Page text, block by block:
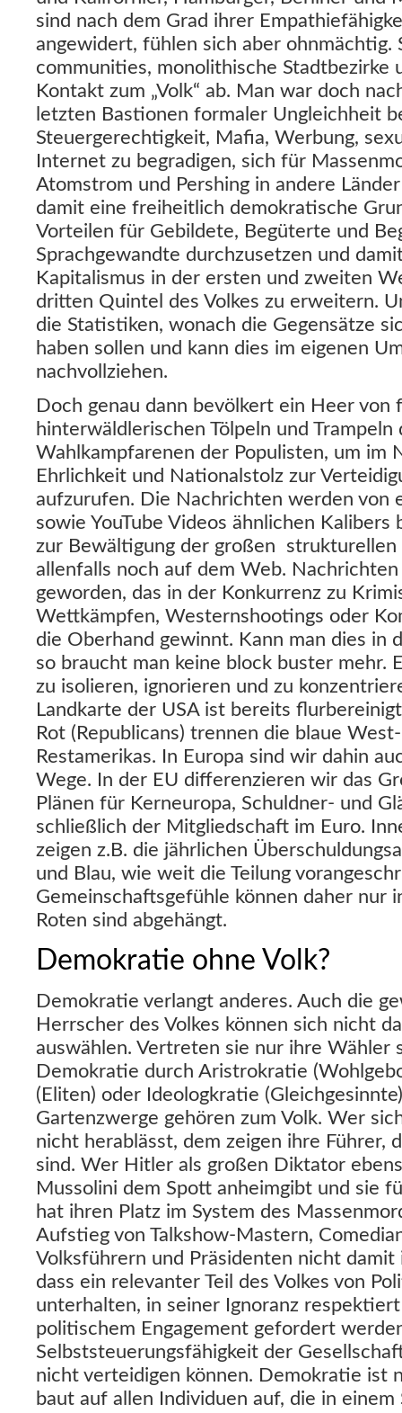
sind nach dem Grad ihrer
angewidert, fühlen sich aber ohnmächtig.
communities, monolithische Stadtbezirke
Kontakt zum „Volk“ ab. Man war doch
letzten Bastionen formaler Ungleichheit
Steuergerechtigkeit, Mafia, Werbung,
Internet zu begradigen, sich für
Atomstrom und Pershing in andere
damit eine freiheitlich demokratische
Vorteilen für Gebildete, Begüterte und
Sprachgewandte durchzusetzen und
Kapitalismus in der ersten und zweiten
dritten Quintel des Volkes zu erweitern.
die Statistiken, wonach die Gegensätze
haben sollen und kann dies im eigenen
nachvollziehen.
Doch genau dann bevölkert ein Heer
hinterwäldlerischen Tölpeln und Trampeln
Wahlkampfarenen der Populisten, um im
Ehrlichkeit und Nationalstolz zur
aufzurufen. Die Nachrichten werden von
sowie YouTube Videos ähnlichen
zur Bewältigung der großen strukturellen
allenfalls noch auf dem Web.
geworden, das in der Konkurrenz zu
Wettkämpfen, Westernshootings oder
die Oberhand gewinnt. Kann man dies in
so braucht man keine block buster mehr.
zu isolieren, ignorieren und zu
Landkarte der USA ist bereits
Rot (Republicans) trennen die blaue
Restamerikas. In Europa sind wir dahin
Wege. In der EU differenzieren wir das
Plänen für Kerneuropa, Schuldner- und
schließlich der Mitgliedschaft im Euro.
zeigen z.B. die jährlichen
und Blau, wie weit die Teilung
Gemeinschaftsgefühle können daher nur
Roten sind abgehängt.
Demokratie ohne Volk?
Demokratie verlangt anderes. Auch die
Herrscher des Volkes können sich nicht
auswählen. Vertreten sie nur ihre Wähler
Demokratie durch Aristrokratie
(Eliten) oder Ideologkratie
Gartenzwerge gehören zum Volk. Wer
nicht herablässt, dem zeigen ihre Führer,
sind. Wer Hitler als großen Diktator
Mussolini dem Spott anheimgibt und sie
hat ihren Platz im System des
Aufstieg von Talkshow-Mastern,
Volksführern und Präsidenten nicht damit
dass ein relevanter Teil des Volkes von
unterhalten, in seiner Ignoranz
politischem Engagement gefordert
Selbststeuerungsfähigkeit der
nicht verteidigen können. Demokratie ist
baut auf allen Individuen auf, die in einem